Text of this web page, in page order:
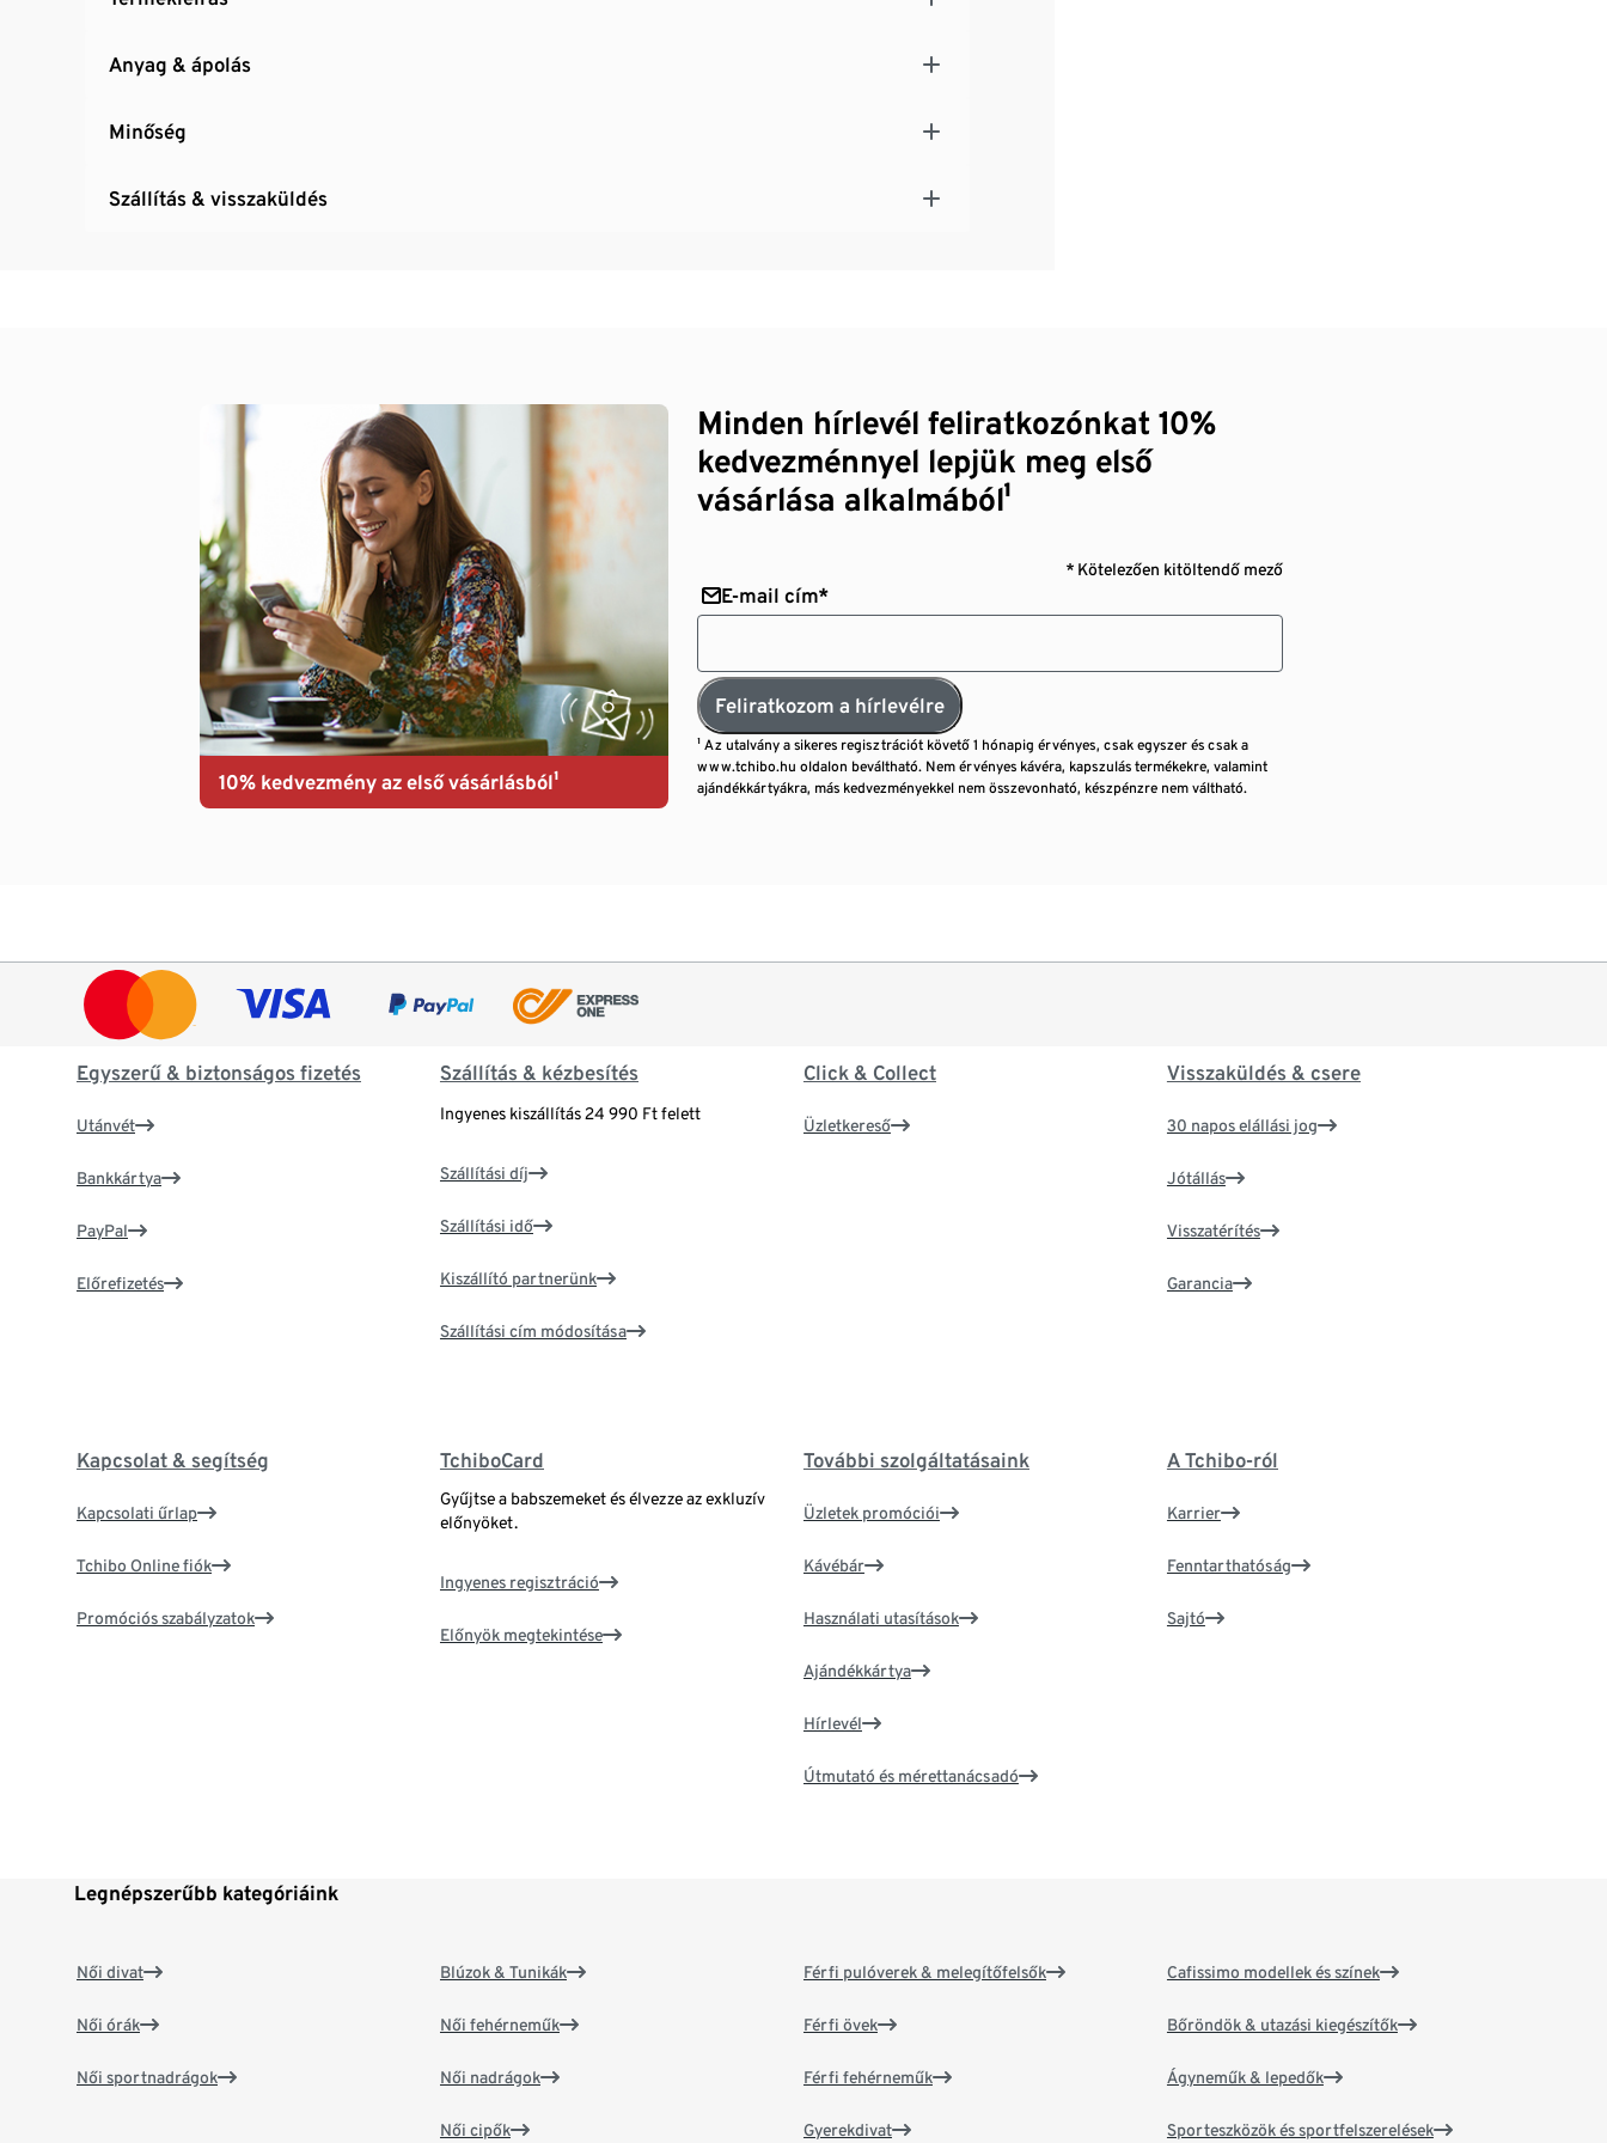
Anyag & ápolás
Minőség
Szállítás & visszaküldés
10% kedvezmény az első vásárlásból¹
Minden hírlevél feliratkozónkat 10%
kedvezménnyel lepjük meg első
vásárlása alkalmából¹
* Kötelezően kitöltendő mező
E-mail cím*
Feliratkozom a hírlevélre
¹ Az utalvány a sikeres regisztrációt követő 1 hónapig érvényes, csak egyszer és csak a
www.tchibo.hu oldalon beváltható. Nem érvényes kávéra, kapszulás termékekre, valamint
ajándékkártyákra, más kedvezményekkel nem összevonható, készpénzre nem váltható.
Egyszerű & biztonságos fizetés
Utánvét
Bankkártya
PayPal
Előrefizetés
Szállítás & kézbesítés
Ingyenes kiszállítás 24 990 Ft felett
Szállítási díj
Szállítási idő
Kiszállító partnerünk
Szállítási cím módosítása
Click & Collect
Üzletkereső
Visszaküldés & csere
30 napos elállási jog
Jótállás
Visszatérítés
Garancia
Kapcsolat & segítség
Kapcsolati űrlap
Tchibo Online fiók
Promóciós szabályzatok
TchiboCard
Gyűjtse a babszemeket és élvezze az exkluzív
előnyöket.
Ingyenes regisztráció
Előnyök megtekintése
További szolgáltatásaink
Üzletek promóciói
Kávébár
Használati utasítások
Ajándékkártya
Hírlevél
Útmutató és mérettanácsadó
A Tchibo-ról
Karrier
Fenntarthatóság
Sajtó
Legnépszerűbb kategóriáink
Női divat
Női órák
Női sportnadrágok
Blúzok & Tunikák
Női fehérneműk
Női nadrágok
Női cipők
Férfi pulóverek & melegítőfelsők
Férfi övek
Férfi fehérneműk
Gyerekdivat
Cafissimo modellek és színek
Bőröndök & utazási kiegészítők
Ágyneműk & lepedők
Sporteszközök és sportfelszerelések